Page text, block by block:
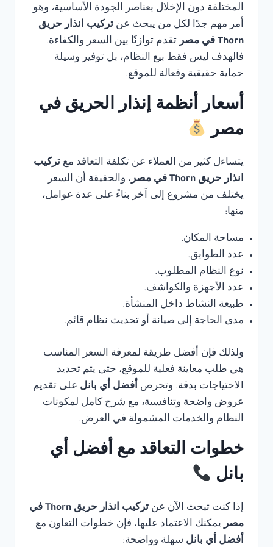
المختلفة دون الإخلال بعناصر الجودة الأساسية، وهو
أمر مهم جدًا لكل من يبحث عن تركيب انذار حريق
Thorn في مصر
تقدم توازنًا بين السعر والكفاءة.
فالهدف ليس فقط بيع النظام، بل توفير وسيلة
حماية حقيقية وفعالة للموقع.
أسعار أنظمة إنذار الحريق في
مصر
يتساءل كثير من العملاء عن تكلفة التعاقد مع تركيب
انذار حريق Thorn في مصر
، والحقيقة أن السعر
يختلف من مشروع إلى آخر بناءً على عدة عوامل،
منها:
مساحة المكان.
عدد الطوابق.
نوع النظام المطلوب.
عدد الأجهزة والكواشف.
طبيعة النشاط داخل المنشأة.
مدى الحاجة إلى صيانة أو تحديث نظام قائم.
ولذلك فإن أفضل طريقة لمعرفة السعر المناسب
هي طلب معاينة فعلية للموقع، حتى يتم تحديد
الاحتياجات بدقة. وتحرص أفضل أي بانل على تقديم
عروض واضحة وتنافسية، مع شرح كامل لمكونات
النظام والخدمات المشمولة في العرض.
خطوات التعاقد مع أفضل أي
بانل
إذا كنت تبحث الآن عن
تركيب انذار حريق Thorn في
مصر يمكنك الاعتماد عليها، فإن خطوات التعاون مع
أفضل أي بانل سهلة وواضحة: